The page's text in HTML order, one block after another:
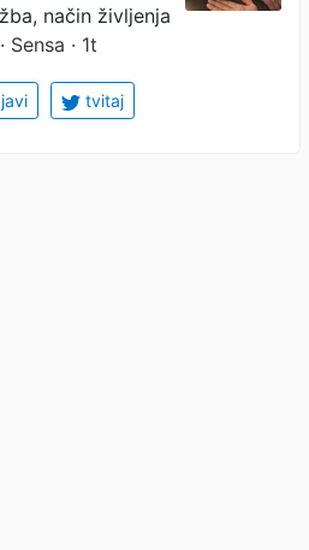
način življenja
· Sensa · 1t
tvitaj